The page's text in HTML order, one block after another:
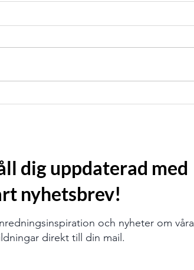
dig uppdaterad med
nyhetsbrev!
och nyheter om våra
direkt till din mail.